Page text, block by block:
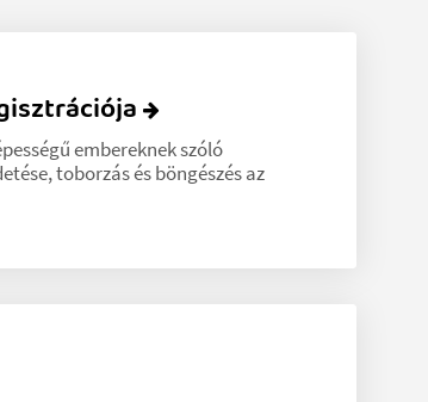
embereknek szóló
toborzás és böngészés az